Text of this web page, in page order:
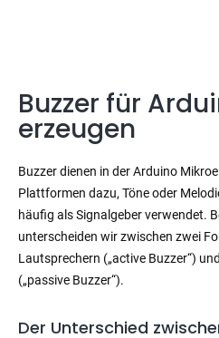
Buzzer für
erzeugen
Buzzer dienen in der Arduino
Plattformen dazu, Töne oder
häufig als Signalgeber verwendet.
unterscheiden wir zwischen zwei
Lautsprechern („active Buzzer“)
(„passive Buzzer“).
Der Unterschied